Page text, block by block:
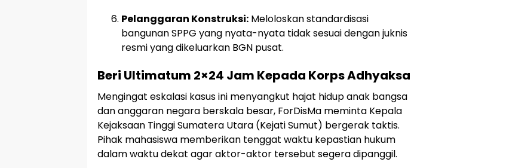
Pelanggaran Konstruksi: Meloloskan standardisasi
bangunan SPPG yang nyata-nyata tidak sesuai dengan juknis
resmi yang dikeluarkan BGN pusat.
Beri Ultimatum 2×24 Jam Kepada Korps Adhyaksa
Mengingat eskalasi kasus ini menyangkut hajat hidup anak bangsa
dan anggaran negara berskala besar, ForDisMa meminta Kepala
Kejaksaan Tinggi Sumatera Utara (Kejati Sumut) bergerak taktis.
Pihak mahasiswa memberikan tenggat waktu kepastian hukum
dalam waktu dekat agar aktor-aktor tersebut segera dipanggil.